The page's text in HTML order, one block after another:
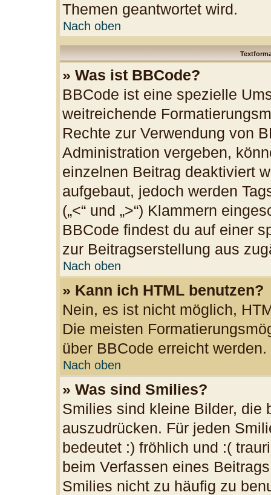
Themen geantwortet wird.
Nach oben
» Was ist BBCode?
BBCode ist eine spezielle
weitreichende
Rechte zur Verwendung von
Administration vergeben,
einzelnen Beitrag deaktiviert
aufgebaut, jedoch werden
(„<“ und „>“) Klammern
BBCode findest du auf einer
zur Beitragserstellung aus
Nach oben
» Kann ich HTML benutzen?
Nein, es ist nicht möglich,
Die meisten
über BBCode erreicht werden.
Nach oben
» Was sind Smilies?
Smilies sind kleine Bilder, die
auszudrücken. Für jeden
bedeutet :) fröhlich und :(
beim Verfassen eines
Smilies nicht zu häufig zu